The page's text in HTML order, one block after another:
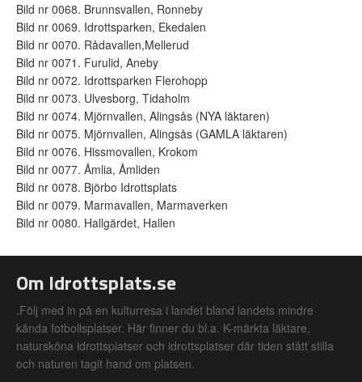
Bild nr 0068. Brunnsvallen, Ronneby
Bild nr 0069. Idrottsparken, Ekedalen
Bild nr 0070. Rådavallen,Mellerud
Bild nr 0071. Furulid, Aneby
Bild nr 0072. Idrottsparken Flerohopp
Bild nr 0073. Ulvesborg, Tidaholm
Bild nr 0074. Mjörnvallen, Alingsås (NYA läktaren)
Bild nr 0075. Mjörnvallen, Alingsås (GAMLA läktaren)
Bild nr 0076. Hissmovallen, Krokom
Bild nr 0077. Åmlia, Åmliden
Bild nr 0078. Björbo Idrottsplats
Bild nr 0079. Marmavallen, Marmaverken
Bild nr 0080. Hallgärdet, Hallen
Om Idrottsplats.se
.Följ med in på en kulturresa i landet bland landets mindre
kända fotbollsplatser. Här finner du bl.a. K-märkta läktare,
natursköna idrottsplatser och idrottsplatser där tiden stått stilla
och naturen tagit hand om platsen.